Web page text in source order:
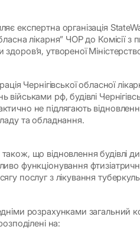
експертна організація
лікарня” ЧОР до Комісії
утвореної
Чернігівської обласної
військами рф, будівлі
не підлягають
та обладнання.
що відновлення будівлі
функціонування
послуг з лікування
розрахунками
на: